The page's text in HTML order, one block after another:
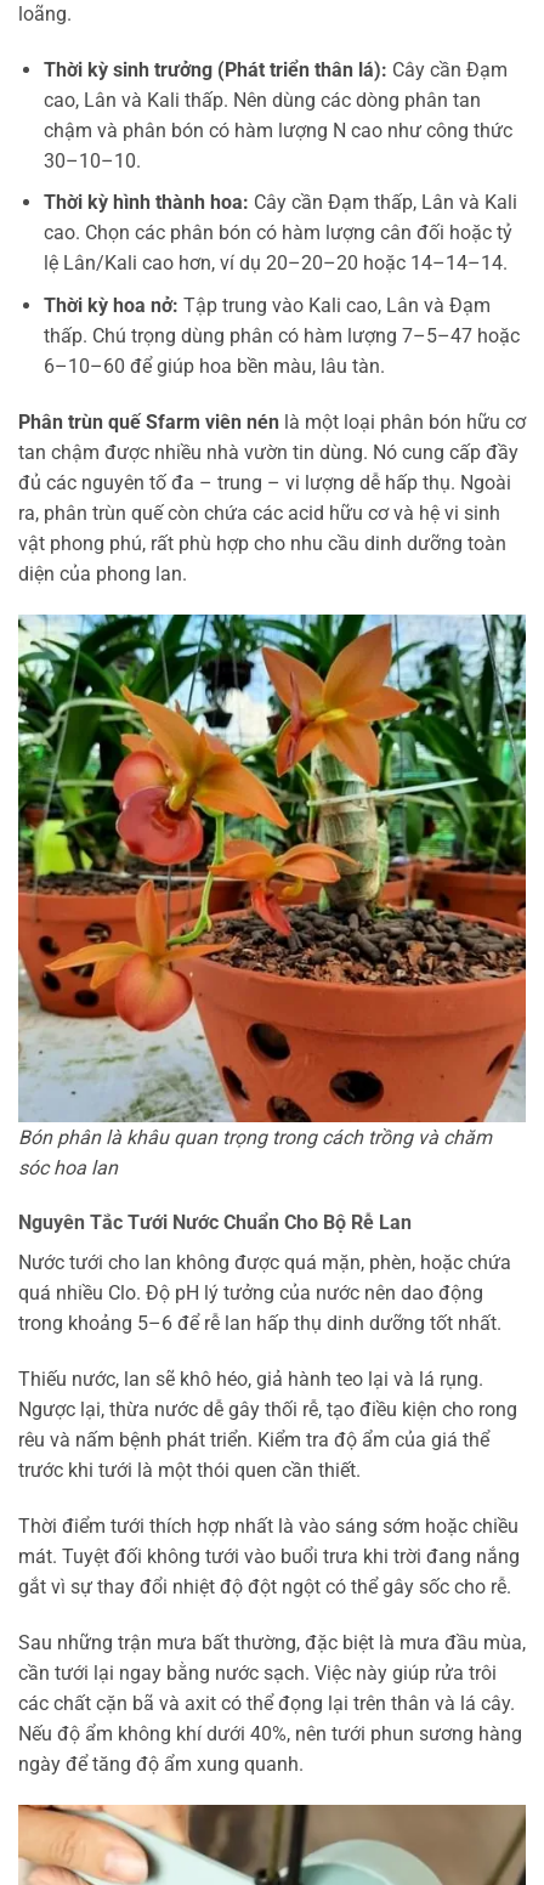
loãng.
Thời kỳ sinh trưởng (Phát triển thân lá): Cây cần Đạm
cao, Lân và Kali thấp. Nên dùng các dòng phân tan
chậm và phân bón có hàm lượng N cao như công thức
30–10–10.
Thời kỳ hình thành hoa: Cây cần Đạm thấp, Lân và Kali
cao. Chọn các phân bón có hàm lượng cân đối hoặc tỷ
lệ Lân/Kali cao hơn, ví dụ 20–20–20 hoặc 14–14–14.
Thời kỳ hoa nở: Tập trung vào Kali cao, Lân và Đạm
thấp. Chú trọng dùng phân có hàm lượng 7–5–47 hoặc
6–10–60 để giúp hoa bền màu, lâu tàn.
Phân trùn quế Sfarm viên nén là một loại phân bón hữu cơ
tan chậm được nhiều nhà vườn tin dùng. Nó cung cấp đầy
đủ các nguyên tố đa – trung – vi lượng dễ hấp thụ. Ngoài
ra, phân trùn quế còn chứa các acid hữu cơ và hệ vi sinh
vật phong phú, rất phù hợp cho nhu cầu dinh dưỡng toàn
diện của phong lan.
Bón phân là khâu quan trọng trong cách trồng và chăm
sóc hoa lan
Nguyên Tắc Tưới Nước Chuẩn Cho Bộ Rễ Lan
Nước tưới cho lan không được quá mặn, phèn, hoặc chứa
quá nhiều Clo. Độ pH lý tưởng của nước nên dao động
trong khoảng 5–6 để rễ lan hấp thụ dinh dưỡng tốt nhất.
Thiếu nước, lan sẽ khô héo, giả hành teo lại và lá rụng.
Ngược lại, thừa nước dễ gây thối rễ, tạo điều kiện cho rong
rêu và nấm bệnh phát triển. Kiểm tra độ ẩm của giá thể
trước khi tưới là một thói quen cần thiết.
Thời điểm tưới thích hợp nhất là vào sáng sớm hoặc chiều
mát. Tuyệt đối không tưới vào buổi trưa khi trời đang nắng
gắt vì sự thay đổi nhiệt độ đột ngột có thể gây sốc cho rễ.
Sau những trận mưa bất thường, đặc biệt là mưa đầu mùa,
cần tưới lại ngay bằng nước sạch. Việc này giúp rửa trôi
các chất cặn bã và axit có thể đọng lại trên thân và lá cây.
Nếu độ ẩm không khí dưới 40%, nên tưới phun sương hàng
ngày để tăng độ ẩm xung quanh.